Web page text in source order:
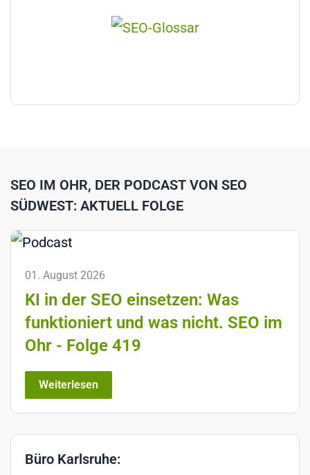
SEO IM OHR, DER PODCAST VON SEO
SÜDWEST: AKTUELL FOLGE
01. August 2026
KI in der SEO einsetzen: Was
funktioniert und was nicht. SEO im
Ohr - Folge 419
Weiterlesen
Büro Karlsruhe: